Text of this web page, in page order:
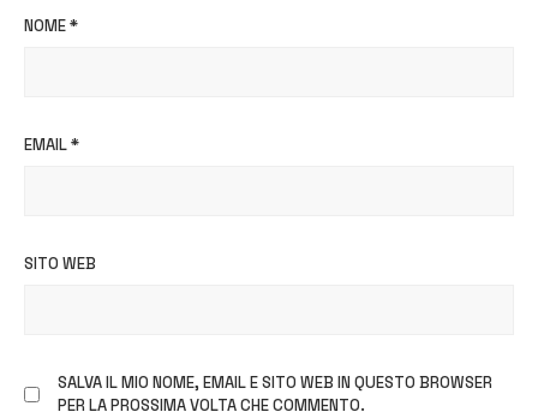
NOME*
EMAIL*
SITO WEB
SALVA IL MIO NOME, EMAIL E SITO WEB IN QUESTO BROWSER
PER LA PROSSIMA VOLTA CHE COMMENTO.